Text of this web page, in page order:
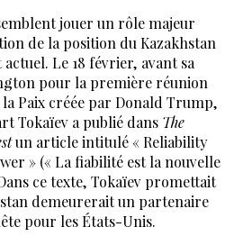
jouer un rôle majeur
de la position du Kazakhstan
Le 18 février, avant sa
pour la première réunion
Paix créée par Donald Trump,
Tokaïev a publié dans The
un article intitulé « Reliability
» (« La fiabilité est la nouvelle
ce texte, Tokaïev promettait
demeurerait un partenaire
pour les États-Unis.